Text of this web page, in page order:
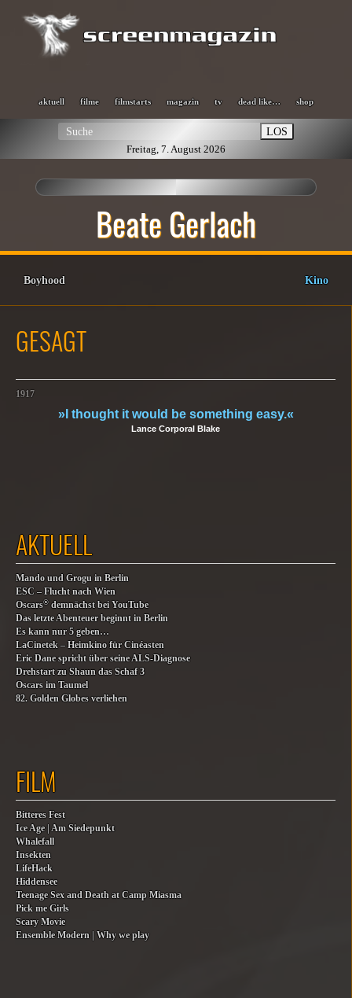
aktuell filme filmstarts magazin tv dead like… shop
LOS
Freitag, 7. August 2026
Beate Gerlach
Boyhood Kino
GESAGT
1917
»I thought it would be something easy.«
Lance Corporal Blake
AKTUELL
Mando und Grogu in Berlin
ESC – Flucht nach Wien
Oscars® demnächst bei YouTube
Das letzte Abenteuer beginnt in Berlin
Es kann nur 5 geben…
LaCinetek – Heimkino für Cinéasten
Eric Dane spricht über seine ALS-Diagnose
Drehstart zu Shaun das Schaf 3
Oscars im Taumel
82. Golden Globes verliehen
FILM
Bitteres Fest
Ice Age | Am Siedepunkt
Whalefall
Insekten
LifeHack
Hiddensee
Teenage Sex and Death at Camp Miasma
Pick me Girls
Scary Movie
Ensemble Modern | Why we play